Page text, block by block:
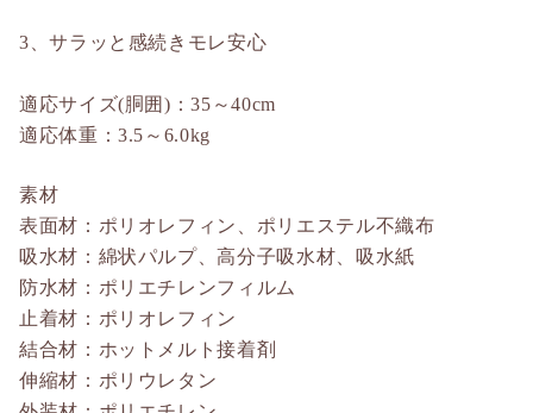
3、サラッと感続きモレ安心
適応サイズ(胴囲)：35～40cm
適応体重：3.5～6.0kg
素材
表面材：ポリオレフィン、ポリエステル不織布
吸水材：綿状パルプ、高分子吸水材、吸水紙
防水材：ポリエチレンフィルム
止着材：ポリオレフィン
結合材：ホットメルト接着剤
伸縮材：ポリウレタン